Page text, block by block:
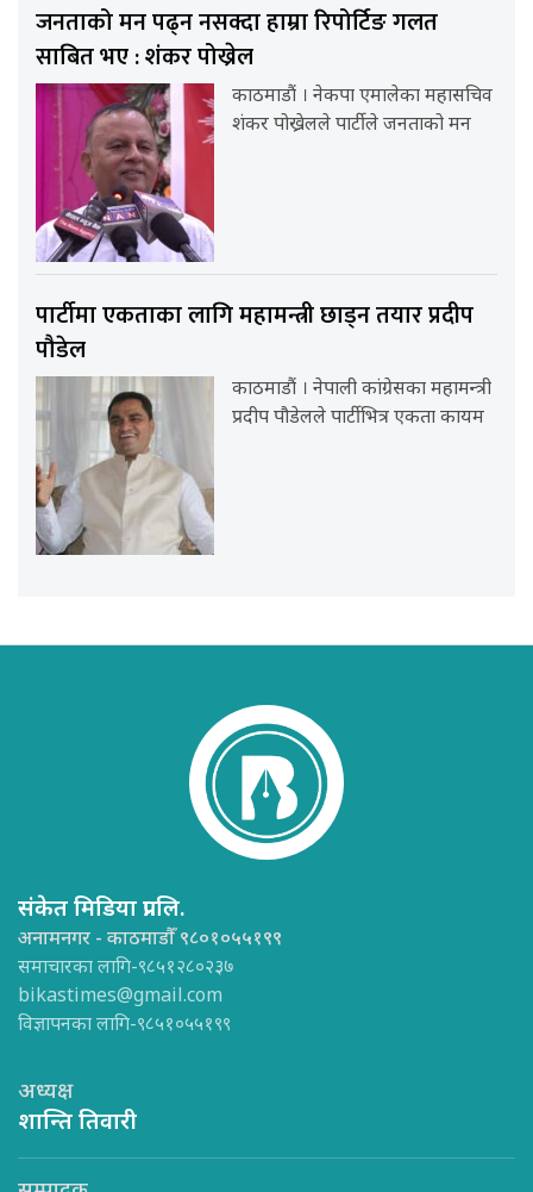
जनताको मन पढ्न नसक्दा हाम्रा रिपोर्टिङ गलत
साबित भए : शंकर पोख्रेल
काठमाडौं । नेकपा एमालेका महासचिव
शंकर पोख्रेलले पार्टीले जनताको मन
पार्टीमा एकताका लागि महामन्त्री छाड्न तयार प्रदीप
पौडेल
काठमाडौं । नेपाली कांग्रेसका महामन्त्री
प्रदीप पौडेलले पार्टीभित्र एकता कायम
संकेत मिडिया प्रा.लि.
अनामनगर - काठमाडौँ ९८०१०५५१९९
समाचारका लागि-९८५१२८०२३७
bikastimes@gmail.com
विज्ञापनका लागि-९८५१०५५१९९
अध्यक्ष
शान्ति तिवारी